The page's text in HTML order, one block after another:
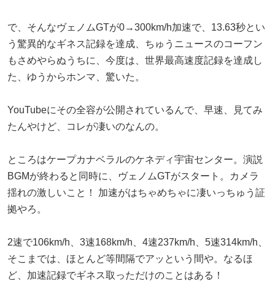
で、そんなヴェノムGTが0→300km/h加速で、13.63秒とい
う驚異的なギネス記録を達成、ちゅうニュースのコーフン
もさめやらぬうちに、今度は、世界最高速度記録を達成し
た、ゆうからホンマ、驚いた。
YouTubeにその全容が公開されているんで、早速、見てみ
たんやけど、コレが凄いのなんの。
ところはケープカナベラルのケネディ宇宙センター。演説
BGMが終わると同時に、ヴェノムGTがスタート。カメラ
揺れの激しいこと！ 加速がはちゃめちゃに凄いっちゅう証
拠やろ。
2速で106km/h、3速168km/h、4速237km/h、5速314km/h、
そこまでは、ほとんど等間隔でアッという間や。なるほ
ど、加速記録でギネス取っただけのことはある！